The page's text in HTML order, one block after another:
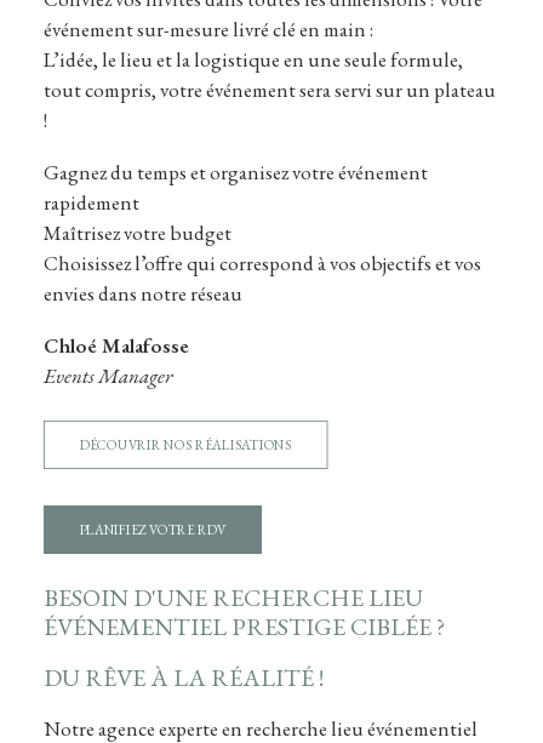
événement sur-mesure livré clé en main :
L’idée, le lieu et la logistique en une seule formule,
tout compris, votre événement sera servi sur un plateau
!
Gagnez du temps et organisez votre événement
rapidement
Maîtrisez votre budget
Choisissez l’offre qui correspond à vos objectifs et vos
envies dans notre réseau
Chloé Malafosse
Events Manager
DÉCOUVRIR NOS RÉALISATIONS
PLANIFIEZ VOTRE RDV
BESOIN D'UNE RECHERCHE LIEU
ÉVÉNEMENTIEL PRESTIGE CIBLÉE ?
DU RÊVE À LA RÉALITÉ !
Notre agence experte en recherche lieu événementiel